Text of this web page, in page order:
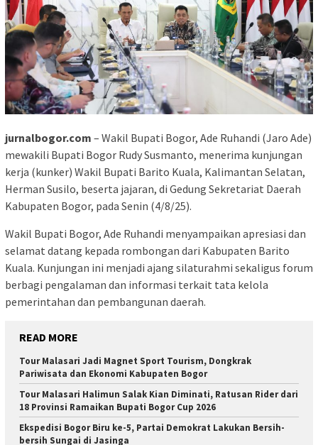
jurnalbogor.com – Wakil Bupati Bogor, Ade Ruhandi (Jaro Ade)
mewakili Bupati Bogor Rudy Susmanto, menerima kunjungan
kerja (kunker) Wakil Bupati Barito Kuala, Kalimantan Selatan,
Herman Susilo, beserta jajaran, di Gedung Sekretariat Daerah
Kabupaten Bogor, pada Senin (4/8/25).
Wakil Bupati Bogor, Ade Ruhandi menyampaikan apresiasi dan
selamat datang kepada rombongan dari Kabupaten Barito
Kuala. Kunjungan ini menjadi ajang silaturahmi sekaligus forum
berbagi pengalaman dan informasi terkait tata kelola
pemerintahan dan pembangunan daerah.
READ MORE
Tour Malasari Jadi Magnet Sport Tourism, Dongkrak
Pariwisata dan Ekonomi Kabupaten Bogor
Tour Malasari Halimun Salak Kian Diminati, Ratusan Rider dari
18 Provinsi Ramaikan Bupati Bogor Cup 2026
Ekspedisi Bogor Biru ke-5, Partai Demokrat Lakukan Bersih-
bersih Sungai di Jasinga